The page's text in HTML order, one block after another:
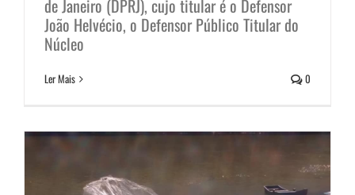
de Janeiro (DPRJ), cujo titular é o Defensor
João Helvécio, o Defensor Público Titular do
Núcleo
Ler Mais 0
cinco dias para INEA responder
sobre fraudes em licenciamentos